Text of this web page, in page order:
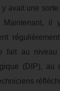
y avait une
Maintenant,
fait au
(DIP),